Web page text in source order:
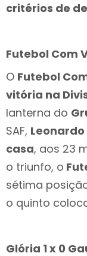
critérios de
Futebol Com
O Futebol
vitória na
lanterna do
SAF, Leonardo
casa, aos 23
o triunfo, o
sétima
o quinto
Glória 1 x 0